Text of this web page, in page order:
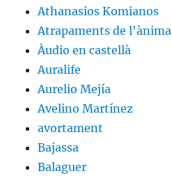
Athanasios Komianos
Atrapaments de l'ànima
Àudio en castellà
Auralife
Aurelio Mejía
Avelino Martínez
avortament
Bajassa
Balaguer